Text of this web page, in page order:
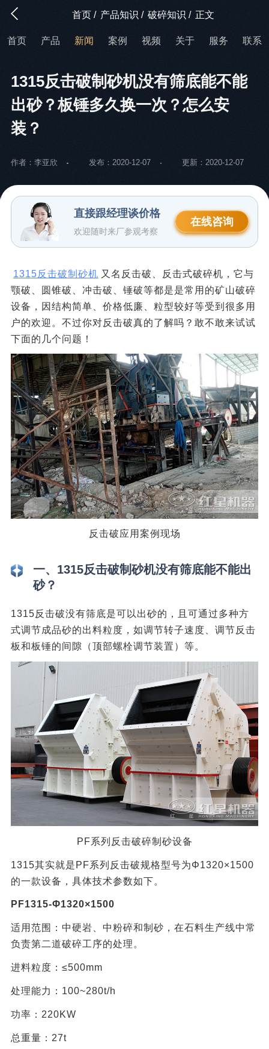
首页 / 产品知识 / 破碎知识 / 正文
首页 产品 新闻 案例 视频 关于 服务 联系
1315反击破制砂机没有筛底能不能
出砂？板锤多久换一次？怎么安
装？
作者：李亚欣 发布：2020-12-07 更新：2020-12-07
直接跟经理谈价格
欢迎随时来厂参观考察
在线咨询
1315反击破制砂机 又名反击破、反击式破碎机，它与
颚破、圆锥破、冲击破、锤破等都是是常用的矿山破碎
设备，因结构简单、价格低廉、粒型较好等受到很多用
户的欢迎。不过你对反击破真的了解吗？敢不敢来试试
下面的几个问题！
反击破应用案例现场
一、1315反击破制砂机没有筛底能不能出
砂？
1315反击破没有筛底是可以出砂的，且可通过多种方
式调节成品砂的出料粒度，如调节转子速度、调节反击
板和板锤的间隙（顶部螺栓调节装置）等。
PF系列反击破碎制砂设备
1315其实就是PF系列反击破规格型号为Φ1320×1500
的一款设备，具体技术参数如下。
PF1315-Φ1320×1500
适用范围：中硬岩、中粉碎和制砂，在石料生产线中常
负责第二道破碎工序的处理。
进料粒度：≤500mm
处理能力：100~280t/h
功率：220KW
总重量：27t